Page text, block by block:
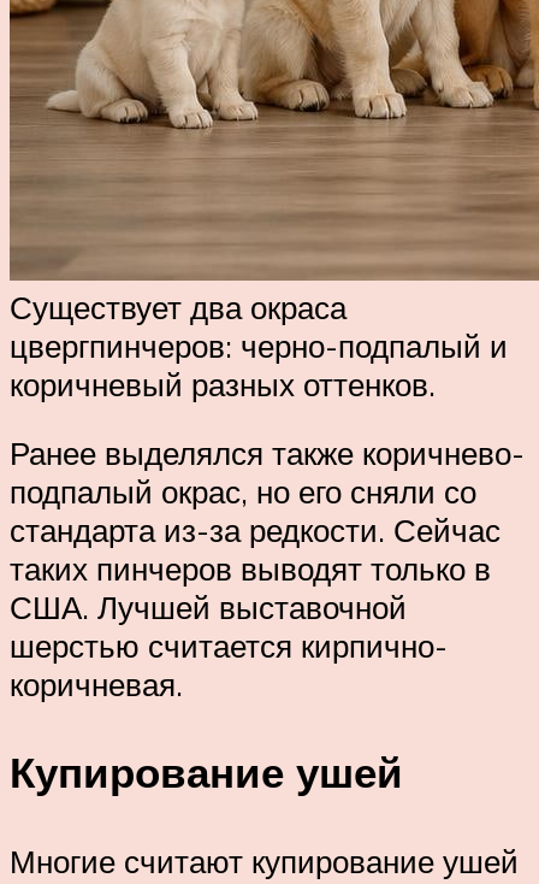
Существует два окраса
цвергпинчеров: черно-подпалый и
коричневый разных оттенков.
Ранее выделялся также коричнево-
подпалый окрас, но его сняли со
стандарта из-за редкости. Сейчас
таких пинчеров выводят только в
США. Лучшей выставочной
шерстью считается кирпично-
коричневая.
Купирование ушей
Многие считают купирование ушей